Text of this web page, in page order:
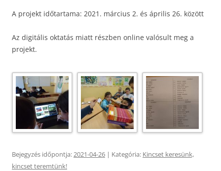
A projekt időtartama: 2021. március 2. és április 26. között
Az digitális oktatás miatt részben online valósult meg a
projekt.
Bejegyzés időpontja:2021-04-26 | Kategória: Kincset keresünk,
kincset teremtünk!